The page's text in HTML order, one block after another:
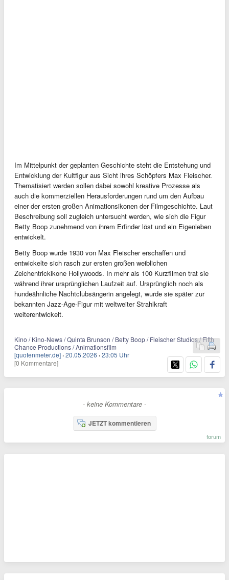
Im Mittelpunkt der geplanten Geschichte steht die Entstehung und
Entwicklung der Kultfigur aus Sicht ihres Schöpfers Max Fleischer.
Thematisiert werden sollen dabei sowohl kreative Prozesse als
auch die kommerziellen Herausforderungen rund um den Aufbau
einer der ersten großen Animationsikonen der Filmgeschichte. Laut
Beschreibung soll zugleich untersucht werden, wie sich die Figur
Betty Boop zunehmend von ihrem Erfinder löst und ein Eigenleben
entwickelt.
Betty Boop wurde 1930 von Max Fleischer erschaffen und
entwickelte sich rasch zur ersten großen weiblichen
Zeichentrickikone Hollywoods. In mehr als 100 Kurzfilmen trat sie
während ihrer ursprünglichen Laufzeit auf. Ursprünglich noch als
hundeähnliche Nachtclubsängerin angelegt, wurde sie später zur
bekannten Jazz-Age-Figur mit weltweiter Strahlkraft
weiterentwickelt.
Kino / Kino-News / Quinta Brunson / Betty Boop / Fleischer Studios / Fifth
Chance Productions / Animationsfilm
[quotenmeter.de] ·20.05.2026 ·23:05 Uhr
[0 Kommentare]
- keine Kommentare -
JETZT kommentieren
forum